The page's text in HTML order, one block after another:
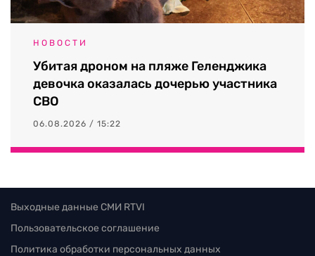
НОВОСТИ
Убитая дроном на пляже Геленджика
девочка оказалась дочерью участника
СВО
06.08.2026 / 15:22
Выходные данные СМИ RTVI
Пользовательское соглашение
Политика обработки персональных данных